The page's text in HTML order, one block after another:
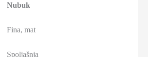
Nubuk
Fina, mat
Spoljašnja